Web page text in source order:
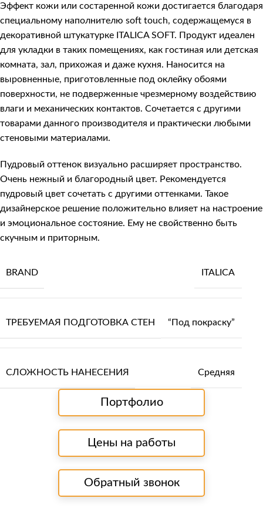
Эффект кожи или состаренной кожи достигается благодаря
специальному наполнителю soft touch, содержащемуся в
декоративной штукатурке ITALICA SOFT. Продукт идеален
для укладки в таких помещениях, как гостиная или детская
комната, зал, прихожая и даже кухня. Наносится на
выровненные, приготовленные под оклейку обоями
поверхности, не подверженные чрезмерному воздействию
влаги и механических контактов. Сочетается с другими
товарами данного производителя и практически любыми
стеновыми материалами.
Пудровый оттенок визуально расширяет пространство.
Очень нежный и благородный цвет. Рекомендуется
пудровый цвет сочетать с другими оттенками. Такое
дизайнерское решение положительно влияет на настроение
и эмоциональное состояние. Ему не свойственно быть
скучным и приторным.
BRAND ITALICA
ТРЕБУЕМАЯ ПОДГОТОВКА СТЕН “Под покраску”
СЛОЖНОСТЬ НАНЕСЕНИЯ Средняя
Портфолио
Цены на работы
Обратный звонок